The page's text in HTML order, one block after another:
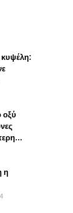
κυψέλη:
οξύ
η